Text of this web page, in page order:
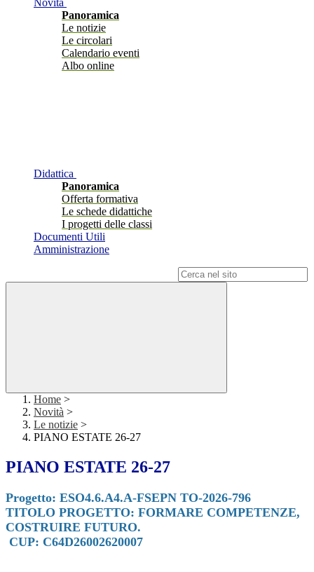
Novità
Panoramica
Le notizie
Le circolari
Calendario eventi
Albo online
Didattica
Panoramica
Offerta formativa
Le schede didattiche
I progetti delle classi
Documenti Utili
Amministrazione
Home >
Novità >
Le notizie >
PIANO ESTATE 26-27
PIANO ESTATE 26-27
Progetto: ESO4.6.A4.A-FSEPN TO-2026-796
TITOLO PROGETTO: FORMARE COMPETENZE,
COSTRUIRE FUTURO.
CUP: C64D26002620007